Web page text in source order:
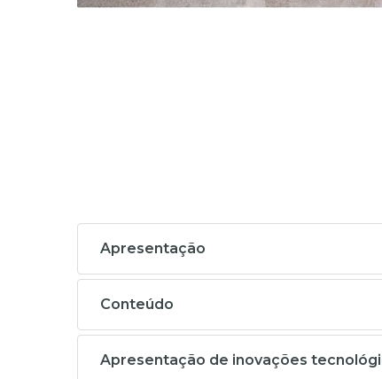
Apresentação
Conteúdo
Apresentação de inovações